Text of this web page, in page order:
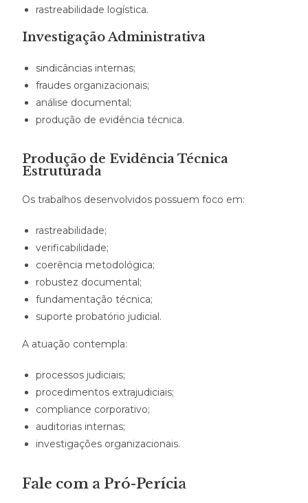
rastreabilidade logística.
Investigação Administrativa
sindicâncias internas;
fraudes organizacionais;
análise documental;
produção de evidência técnica.
Produção de Evidência Técnica
Estruturada
Os trabalhos desenvolvidos possuem foco em:
rastreabilidade;
verificabilidade;
coerência metodológica;
robustez documental;
fundamentação técnica;
suporte probatório judicial.
A atuação contempla:
processos judiciais;
procedimentos extrajudiciais;
compliance corporativo;
auditorias internas;
investigações organizacionais.
Fale com a Pró-Perícia